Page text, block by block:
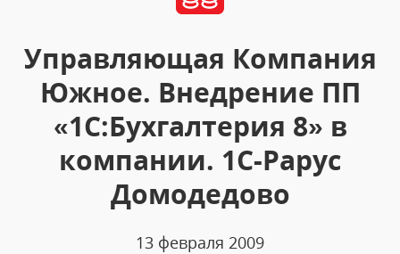
Управляющая Компания
Южное. Внедрение ПП
«1С:Бухгалтерия 8» в
компании. 1С-Рарус
Домодедово
13 февраля 2009